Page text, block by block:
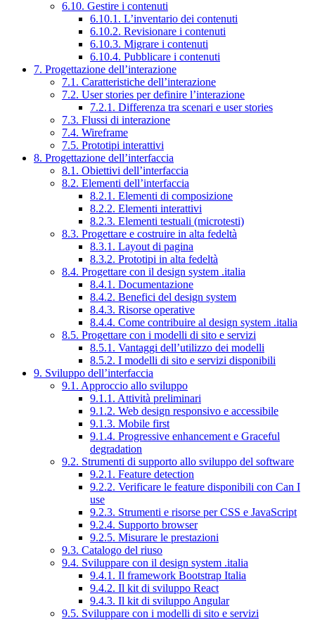
6.10. Gestire i contenuti
6.10.1. L’inventario dei contenuti
6.10.2. Revisionare i contenuti
6.10.3. Migrare i contenuti
6.10.4. Pubblicare i contenuti
7. Progettazione dell’interazione
7.1. Caratteristiche dell’interazione
7.2. User stories per definire l’interazione
7.2.1. Differenza tra scenari e user stories
7.3. Flussi di interazione
7.4. Wireframe
7.5. Prototipi interattivi
8. Progettazione dell’interfaccia
8.1. Obiettivi dell’interfaccia
8.2. Elementi dell’interfaccia
8.2.1. Elementi di composizione
8.2.2. Elementi interattivi
8.2.3. Elementi testuali (microtesti)
8.3. Progettare e costruire in alta fedeltà
8.3.1. Layout di pagina
8.3.2. Prototipi in alta fedeltà
8.4. Progettare con il design system .italia
8.4.1. Documentazione
8.4.2. Benefici del design system
8.4.3. Risorse operative
8.4.4. Come contribuire al design system .italia
8.5. Progettare con i modelli di sito e servizi
8.5.1. Vantaggi dell’utilizzo dei modelli
8.5.2. I modelli di sito e servizi disponibili
9. Sviluppo dell’interfaccia
9.1. Approccio allo sviluppo
9.1.1. Attività preliminari
9.1.2. Web design responsivo e accessibile
9.1.3. Mobile first
9.1.4. Progressive enhancement e Graceful
degradation
9.2. Strumenti di supporto allo sviluppo del software
9.2.1. Feature detection
9.2.2. Verificare le feature disponibili con Can I
use
9.2.3. Strumenti e risorse per CSS e JavaScript
9.2.4. Supporto browser
9.2.5. Misurare le prestazioni
9.3. Catalogo del riuso
9.4. Sviluppare con il design system .italia
9.4.1. Il framework Bootstrap Italia
9.4.2. Il kit di sviluppo React
9.4.3. Il kit di sviluppo Angular
9.5. Sviluppare con i modelli di sito e servizi